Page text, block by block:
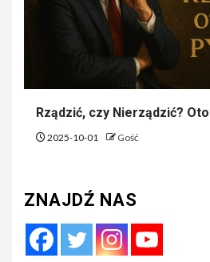
Rządzić, czy Nierządzić?
2025-10-01 Gość
ZNAJDŹ NAS